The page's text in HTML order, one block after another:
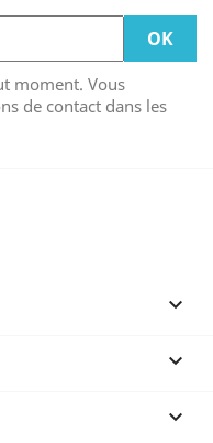
moment. Vous
de contact dans les


